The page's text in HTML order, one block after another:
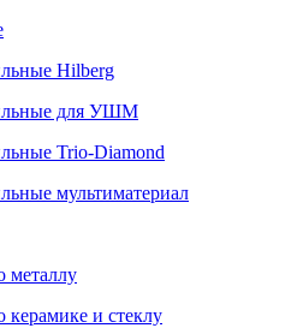
Hilberg
для УШМ
Trio-Diamond
мультиматериал
металлу
керамике и стеклу